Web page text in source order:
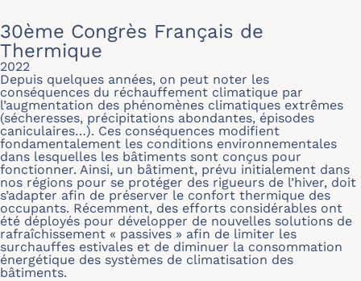
30ème Congrès Français de
Thermique
2022
Depuis quelques années, on peut noter les
conséquences du réchauffement climatique par
l’augmentation des phénomènes climatiques extrêmes
(sécheresses, précipitations abondantes, épisodes
caniculaires…). Ces conséquences modifient
fondamentalement les conditions environnementales
dans lesquelles les bâtiments sont conçus pour
fonctionner. Ainsi, un bâtiment, prévu initialement dans
nos régions pour se protéger des rigueurs de l’hiver, doit
s’adapter afin de préserver le confort thermique des
occupants. Récemment, des efforts considérables ont
été déployés pour développer de nouvelles solutions de
rafraîchissement « passives » afin de limiter les
surchauffes estivales et de diminuer la consommation
énergétique des systèmes de climatisation des
bâtiments.